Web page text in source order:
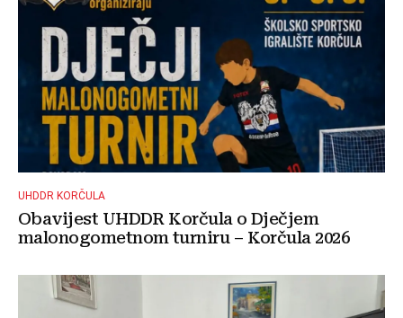
UHDDR KORČULA
Obavijest UHDDR Korčula o Dječjem
malonogometnom turniru – Korčula 2026